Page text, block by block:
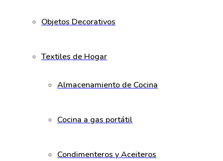
Objetos Decorativos
Textiles de Hogar
Almacenamiento de Cocina
Cocina a gas portátil
Condimenteros y Aceiteros